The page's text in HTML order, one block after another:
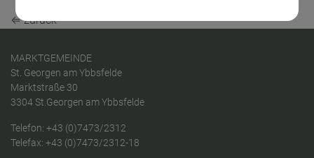
⇐ zurück
MARKTGEMEINDE
St. Georgen am Ybbsfelde
Marktstraße 30
3304 St.Georgen am Ybbsfelde
Telefon: +43 (0)7473/2312
Telefax: +43 (0)7473/2312-18